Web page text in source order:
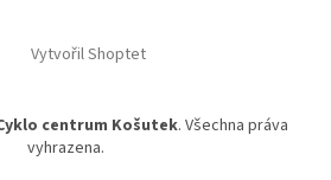
Vytvořil Shoptet
centrum Košutek. Všechna práva
vyhrazena.